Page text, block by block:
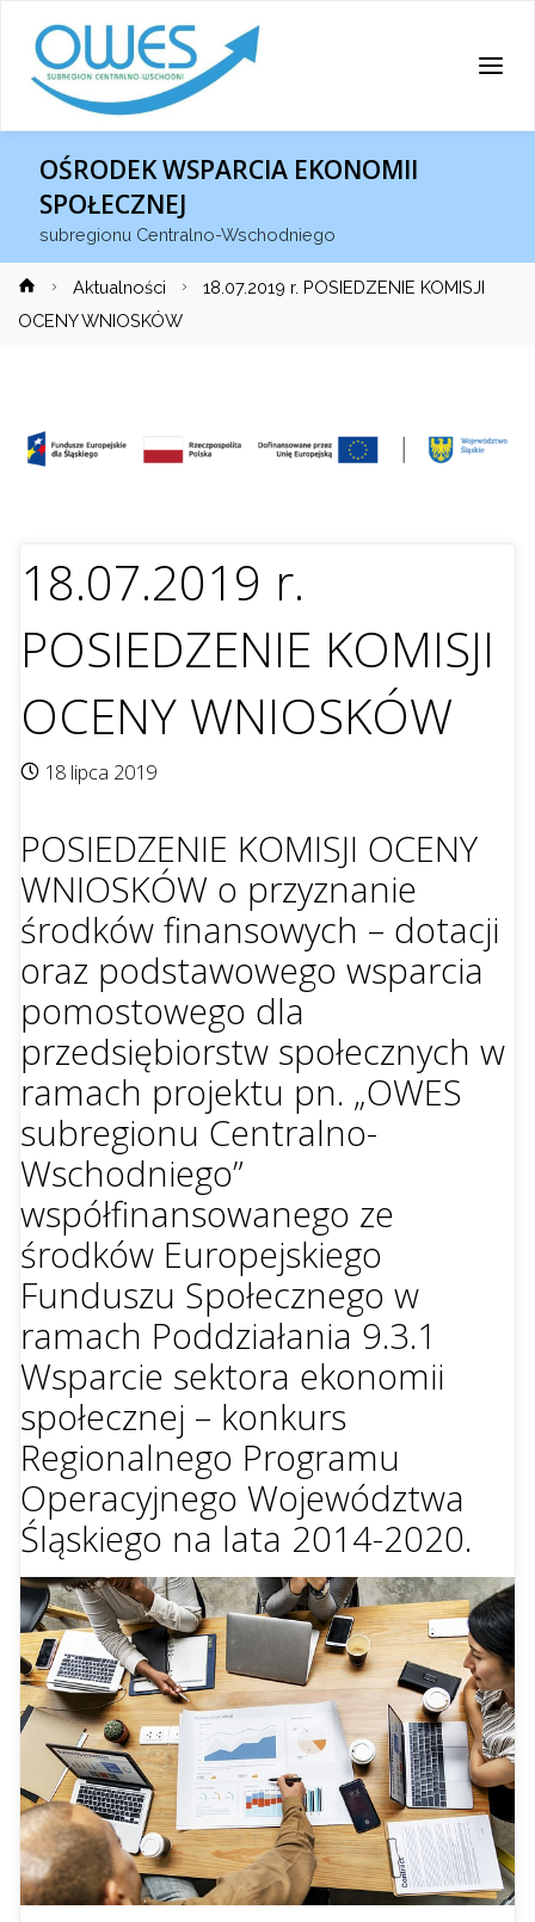
OŚRODEK WSPARCIA EKONOMII
SPOŁECZNEJ
subregionu Centralno-Wschodniego
Strona
główna
Aktualności
18.07.2019 r. POSIEDZENIE KOMISJI
OCENY WNIOSKÓW
18.07.2019 r.
POSIEDZENIE KOMISJI
OCENY WNIOSKÓW
18 lipca 2019
POSIEDZENIE KOMISJI OCENY
WNIOSKÓW o przyznanie
środków finansowych – dotacji
oraz podstawowego wsparcia
pomostowego dla
przedsiębiorstw społecznych w
ramach projektu pn. „OWES
subregionu Centralno-
Wschodniego”
współfinansowanego ze
środków Europejskiego
Funduszu Społecznego w
ramach Poddziałania 9.3.1
Wsparcie sektora ekonomii
społecznej – konkurs
Regionalnego Programu
Operacyjnego Województwa
Śląskiego na lata 2014-2020.